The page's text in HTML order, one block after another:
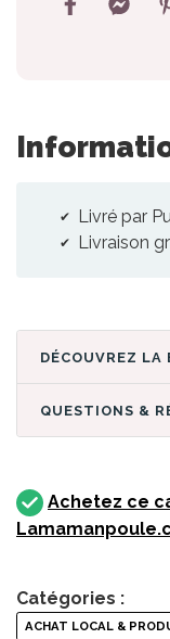
Livré par
Livraison
QUESTIONS &
Achetez ce
Catégories :
ACHAT LOCAL &